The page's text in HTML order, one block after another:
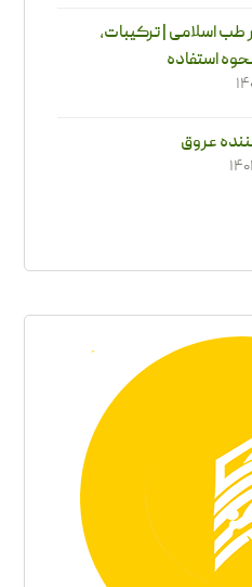
طب اسلامی | ترکیبات،
استفاده
عروق
۰۶